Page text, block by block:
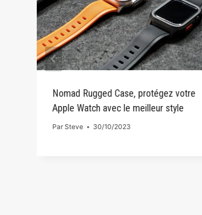
Nomad Rugged Case, protégez votre
Apple Watch avec le meilleur style
ParSteve 30/10/2023